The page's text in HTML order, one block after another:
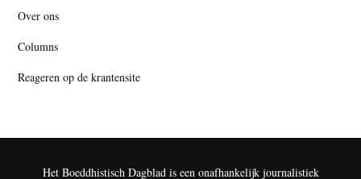
Over ons
Columns
Reageren op de krantensite
Het Boeddhistisch Dagblad is een onafhankelijk journalistiek